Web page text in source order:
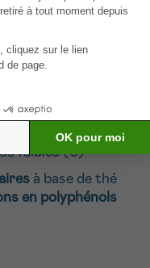
souvent des
faibles (6)
à base de thé
en polyphénols